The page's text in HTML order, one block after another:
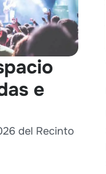
e
del Recinto